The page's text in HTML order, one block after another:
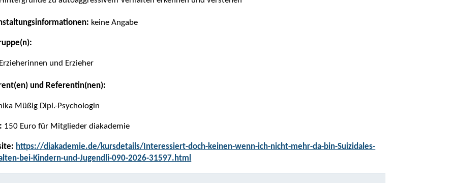
keine Angabe
Erzieherinnen und Erzieher
und Referentin(nen):
Müßig Dipl.-Psychologin
150 Euro für Mitglieder diakademie
https://diakademie.de/kursdetails/Interessiert-doch-keinen-wenn-ich-nicht-mehr-da-bin-Suizidales-
bei-Kindern-und-Jugendli-090-2026-31597.html